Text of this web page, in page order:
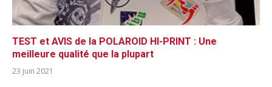
TEST et AVIS de la POLAROID HI-PRINT : Une
meilleure qualité que la plupart
23 juin 2021